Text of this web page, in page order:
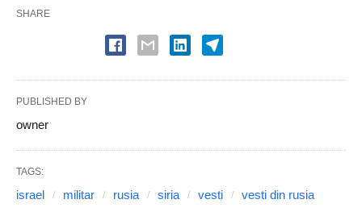
SHARE
PUBLISHED BY
owner
TAGS:
israel militar rusia siria vesti vesti din rusia